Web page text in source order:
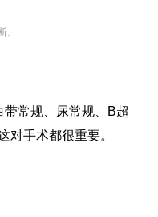
。
常规、尿常规、B超
对手术都很重要。